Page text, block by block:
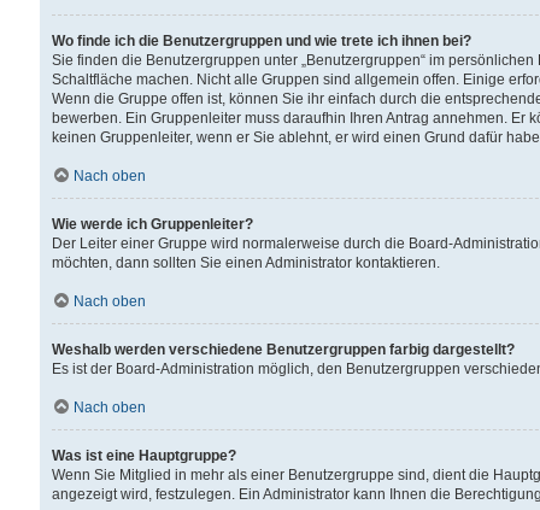
Wo finde ich die Benutzergruppen und wie trete ich ihnen bei?
Sie finden die Benutzergruppen unter „Benutzergruppen“ im
Schaltfläche machen. Nicht alle Gruppen sind allgemein offen. Einige
Wenn die Gruppe offen ist, können Sie ihr einfach durch die
bewerben. Ein Gruppenleiter muss daraufhin Ihren Antrag annehmen.
keinen Gruppenleiter, wenn er Sie ablehnt, er wird einen Grund dafür
Nach oben
Wie werde ich Gruppenleiter?
Der Leiter einer Gruppe wird normalerweise durch die Board-
möchten, dann sollten Sie einen Administrator kontaktieren.
Nach oben
Weshalb werden verschiedene Benutzergruppen farbig dargestellt?
Es ist der Board-Administration möglich, den Benutzergruppen
Nach oben
Was ist eine Hauptgruppe?
Wenn Sie Mitglied in mehr als einer Benutzergruppe sind, dient die
angezeigt wird, festzulegen. Ein Administrator kann Ihnen die